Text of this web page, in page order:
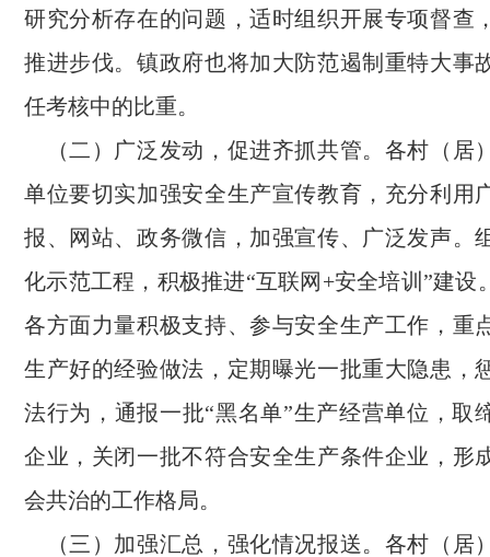
研究分析存在的问题，适时组织开展专项督查
推进步伐。镇政府也将加大防范遏制重特大事
任考核中的比重。
（二）广泛发动，促进齐抓共管。各村（居
单位要切实加强安全生产宣传教育，充分利用
报、网站、政务微信，加强宣传、广泛发声。
化示范工程，积极推进“互联网+安全培训”建设
各方面力量积极支持、参与安全生产工作，重
生产好的经验做法，定期曝光一批重大隐患，
法行为，通报一批“黑名单”生产经营单位，取
企业，关闭一批不符合安全生产条件企业，形
会共治的工作格局。
（三）加强汇总，强化情况报送。各村（居